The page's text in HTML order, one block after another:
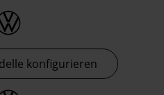
konfigurieren